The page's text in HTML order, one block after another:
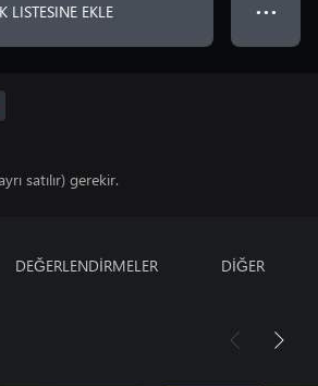
LISTESINE EKLE ● ● ●
satılır) gerekir.
DEĞERLENDİRMELER DİĞER